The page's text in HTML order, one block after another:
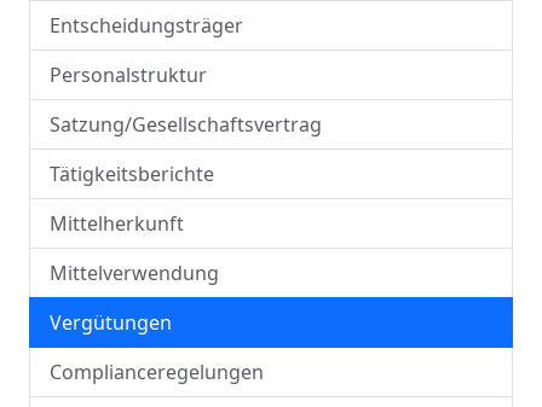
Entscheidungsträger
Personalstruktur
Satzung/Gesellschaftsvertrag
Tätigkeitsberichte
Mittelherkunft
Mittelverwendung
Vergütungen
Complianceregelungen